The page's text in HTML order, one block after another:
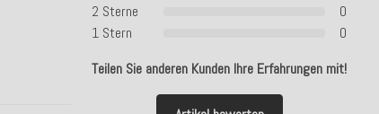
2 Sterne
0
1 Stern
0
Teilen Sie anderen Kunden Ihre Erfahrungen mit!